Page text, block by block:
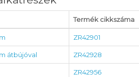
Termék cikkszáma
ZR42901
átbújóval ZR42928
ZR42956